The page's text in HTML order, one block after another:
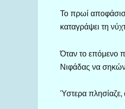
Το πρωί
καταγράψει τη
Όταν το επόμενο
Νιφάδας να
Ύστερα πλησίαζε,